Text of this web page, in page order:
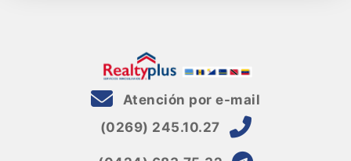
Atención por e-mail
(0269) 245.10.27